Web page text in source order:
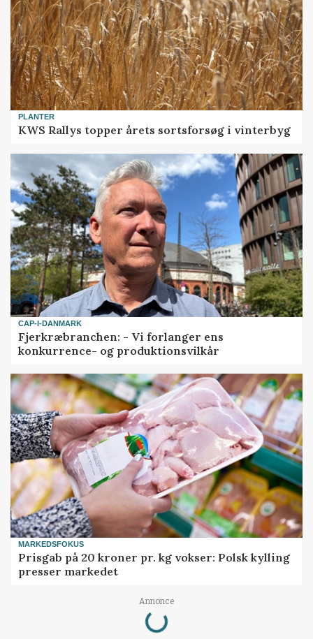
PLANTER
KWS Rallys topper årets sortsforsøg i vinterbyg
CAP-I-DANMARK
Fjerkræbranchen: - Vi forlanger ens
konkurrence- og produktionsvilkår
MARKEDSFOKUS
Prisgab på 20 kroner pr. kg vokser: Polsk kylling
presser markedet
Annonce
Loading...